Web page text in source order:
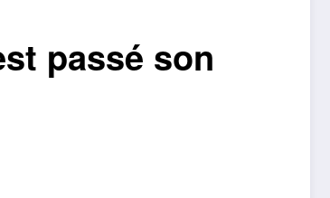
passé son